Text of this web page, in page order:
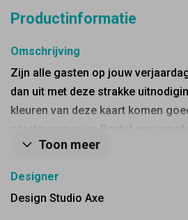
Productinformatie
Omschrijving
Zijn alle gasten op jouw
dan uit met deze strakke
kleuren van deze kaart komen
parelmoerpapier. Bestel een
de kwaliteit te beoordelen.
Toon meer
Designer
Design Studio Axe